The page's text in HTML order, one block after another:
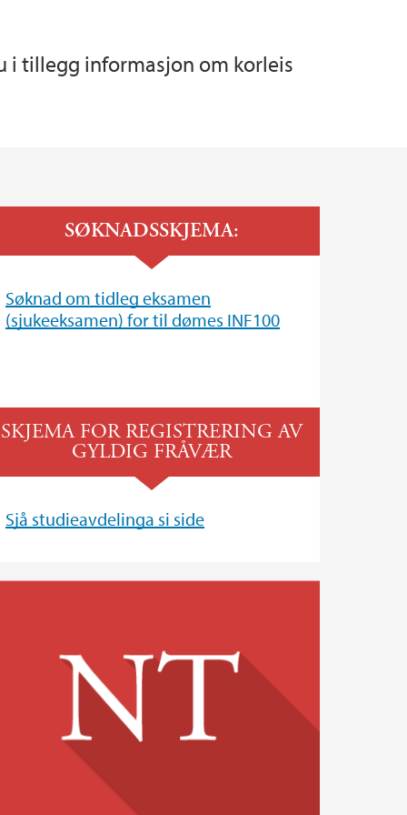
i tillegg informasjon om korleis
SØKNADSSKJEMA:
Søknad om tidleg eksamen
(sjukeeksamen) for til dømes INF100
SKJEMA FOR REGISTRERING AV
GYLDIG FRÅVÆR
Sjå studieavdelinga si side